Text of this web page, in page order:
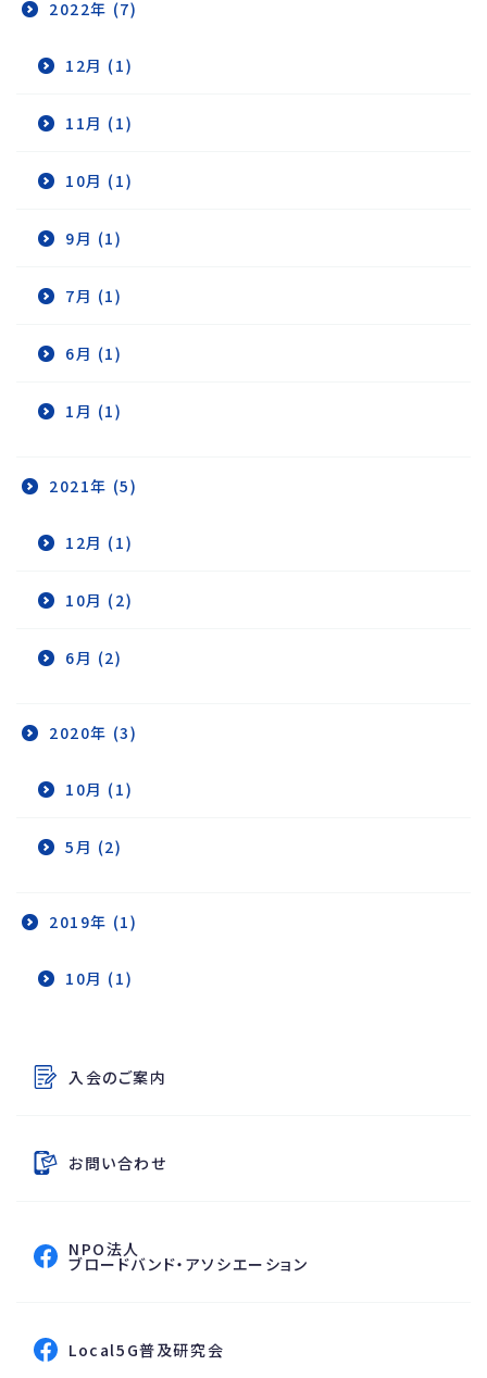
2022年 (7)
12月 (1)
11月 (1)
10月 (1)
9月 (1)
7月 (1)
6月 (1)
1月 (1)
2021年 (5)
12月 (1)
10月 (2)
6月 (2)
2020年 (3)
10月 (1)
5月 (2)
2019年 (1)
10月 (1)
その他のコンテンツ
入会のご案内
お問い合わせ
NPO法人
ブロードバンド・アソシエーション
Local5G普及研究会